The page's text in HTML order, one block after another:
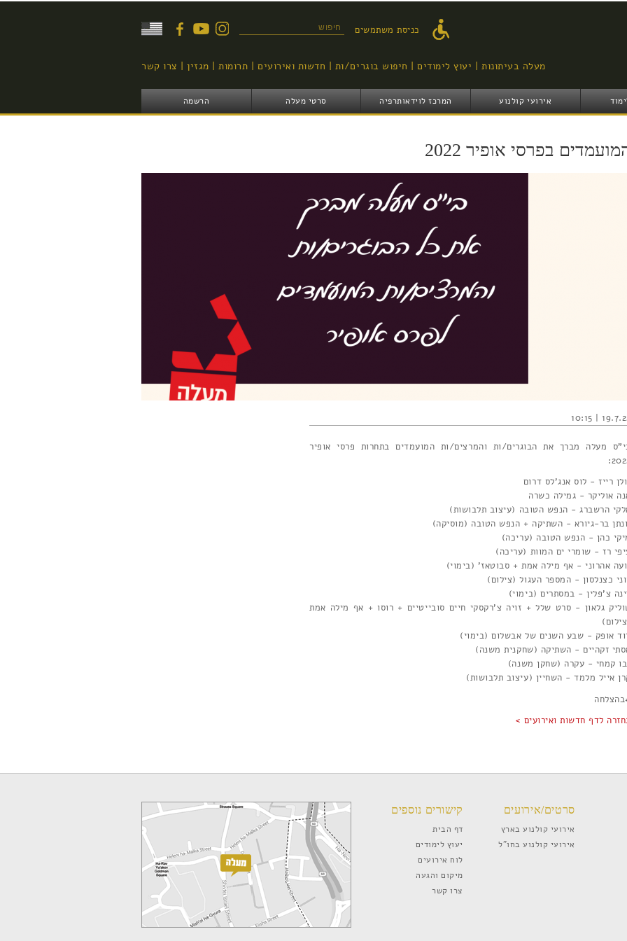
העיקרי
טופס חיפוש כניסת משתמשים
מעלה בעיתונות יעוץ לימודים חיפוש בוגרים/ות חדשות ואירועים תרומות מגזין צרו קשר
אירועי קולנוע המרכז לוידאותרפיה סרטי מעלה הרשמה
בפרסי אופיר 2022
19.7.22 |
מעלה מברך את הבוגרים/ות והמרצים/ות המועמדים בתחרות פרסי אופיר
רייז - לוס אנג'לס דרום
אוליקר - גמילה כשרה
הרשברג - הנפש הטובה (עיצוב תלבושות)
בר-גיורא - השתיקה + הנפש הטובה (מוסיקה)
כהן - הנפש הטובה (עריכה)
רז - שומרי ים המוות (עריכה)
אהרוני - אף מילה אמת + סבוטאז' (בימוי)
כצנלסון - המספר העגול (צילום)
צ'פלין - במסתרים (בימוי)
גלאון - סרט שלל + זויה צ'רקסקי חיים סובייטיים + רוסו + אף מילה אמת
אופק - שבע השנים של אבשלום (בימוי)
זקהיים - השתיקה (שחקנית משנה)
קמחי - עקרה (שחקן משנה)
אייל מלמד - השחיין (עיצוב תלבושות)
לדף חדשות ואירועים >
סרטים/אירועים
אירועי קולנוע בארץ
אירועי קולנוע בחו”ל
קישורים נוספים
דף הבית
יעוץ לימודים
לוח אירועים
מיקום והגעה
צרו קשר